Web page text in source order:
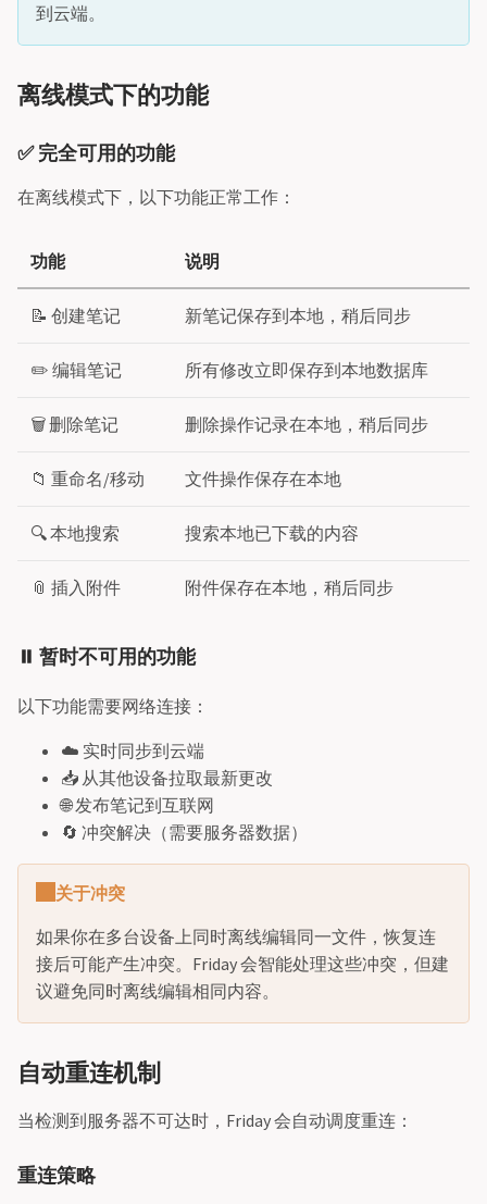
到云端。
离线模式下的功能
✅ 完全可用的功能
在离线模式下，以下功能正常工作：
功能 说明
📝 创建笔记 新笔记保存到本地，稍后同步
✏️ 编辑笔记 所有修改立即保存到本地数据库
🗑️ 删除笔记 删除操作记录在本地，稍后同步
📁 重命名/移动 文件操作保存在本地
🔍 本地搜索 搜索本地已下载的内容
📎 插入附件 附件保存在本地，稍后同步
⏸️ 暂时不可用的功能
以下功能需要网络连接：
☁️ 实时同步到云端
📥 从其他设备拉取最新更改
🌐 发布笔记到互联网
🔄 冲突解决（需要服务器数据）
关于冲突
如果你在多台设备上同时离线编辑同一文件，恢复连
接后可能产生冲突。Friday 会智能处理这些冲突，但建
议避免同时离线编辑相同内容。
自动重连机制
当检测到服务器不可达时，Friday 会自动调度重连：
重连策略